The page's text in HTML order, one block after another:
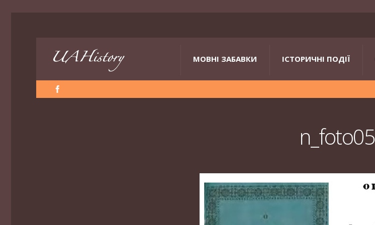
МОВНІ ЗАБАВКИ ІСТОРИЧНІ ПОДІЇ
n_foto05